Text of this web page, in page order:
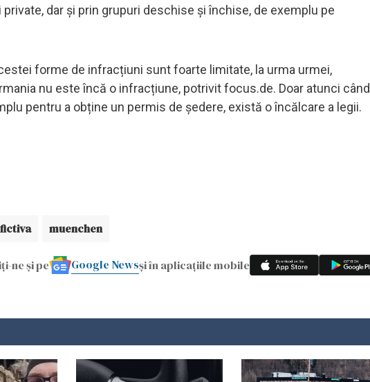
dar și prin grupuri deschise și închise, de exemplu pe
forme de infracțiuni sunt foarte limitate, la urma urmei,
nu este încă o infracțiune, potrivit focus.de. Doar atunci când
pentru a obține un permis de ședere, există o încălcare a legii.
muenchen
ne și pe Google Newsși în aplicațiile mobile